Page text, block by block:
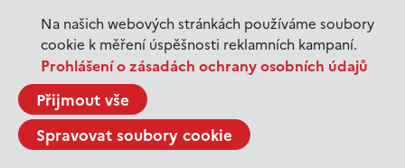
Na našich webových stránkách používáme soubory
cookie k měření úspěšnosti reklamních kampaní.
Prohlášení o zásadách ochrany osobních údajů
Přijmout vše
Spravovat soubory cookie
Chomským
Festival francouzského filmu | Je to jen konec světa
Festival francouzského filmu | Je to jen konec světa
Festival francouzského filmu | Jeanne du Barry -
Králova milenka
Jeanne du Barry – Králova milenka